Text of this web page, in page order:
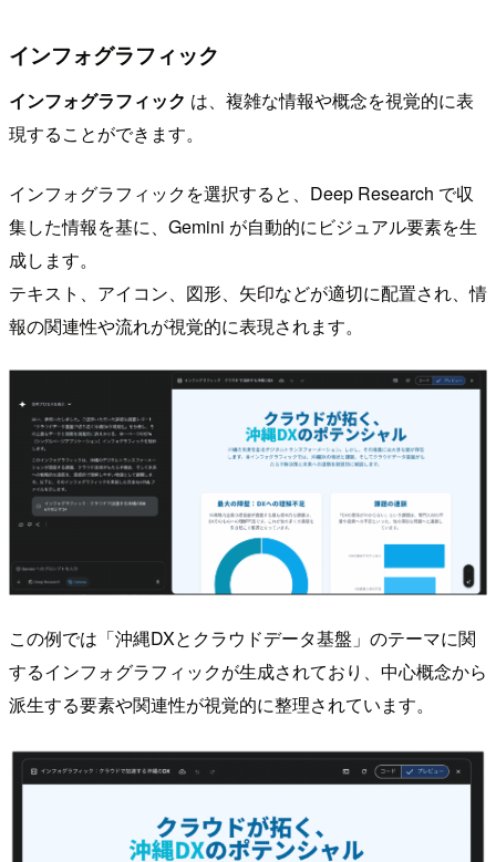
インフォグラフィック
インフォグラフィック は、複雑な情報や概念を視覚的に表
現することができます。
インフォグラフィックを選択すると、Deep Research で収
集した情報を基に、Gemini が自動的にビジュアル要素を生
成します。
テキスト、アイコン、図形、矢印などが適切に配置され、情
報の関連性や流れが視覚的に表現されます。
この例では「沖縄DXとクラウドデータ基盤」のテーマに関
するインフォグラフィックが生成されており、中心概念から
派生する要素や関連性が視覚的に整理されています。